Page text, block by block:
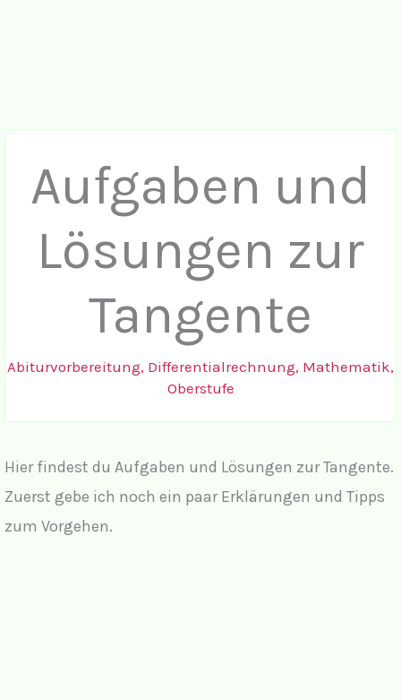
Aufgaben und
Lösungen zur
Tangente
Abiturvorbereitung, Differentialrechnung, Mathematik,
Oberstufe
Hier findest du Aufgaben und Lösungen zur Tangente.
Zuerst gebe ich noch ein paar Erklärungen und Tipps
zum Vorgehen.